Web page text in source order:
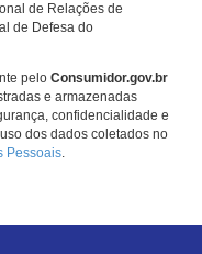
de Relações de
de Defesa do
pelo Consumidor.gov.br
e armazenadas
confidencialidade e
dos dados coletados no
Pessoais.